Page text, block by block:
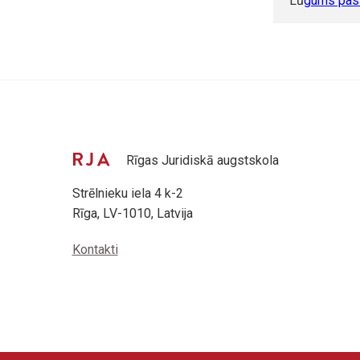
Rīgas Juridiskā augstskola
Strēlnieku iela 4 k-2
Rīga, LV-1010, Latvija
Kontakti